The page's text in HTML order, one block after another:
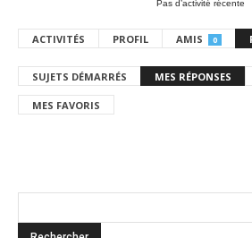
Pas d’activité récente
ACTIVITÉS PROFIL AMIS 0
SUJETS DÉMARRÉS MES RÉPONSES
MES FAVORIS